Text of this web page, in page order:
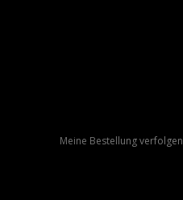
Meine Bestellung verfolgen